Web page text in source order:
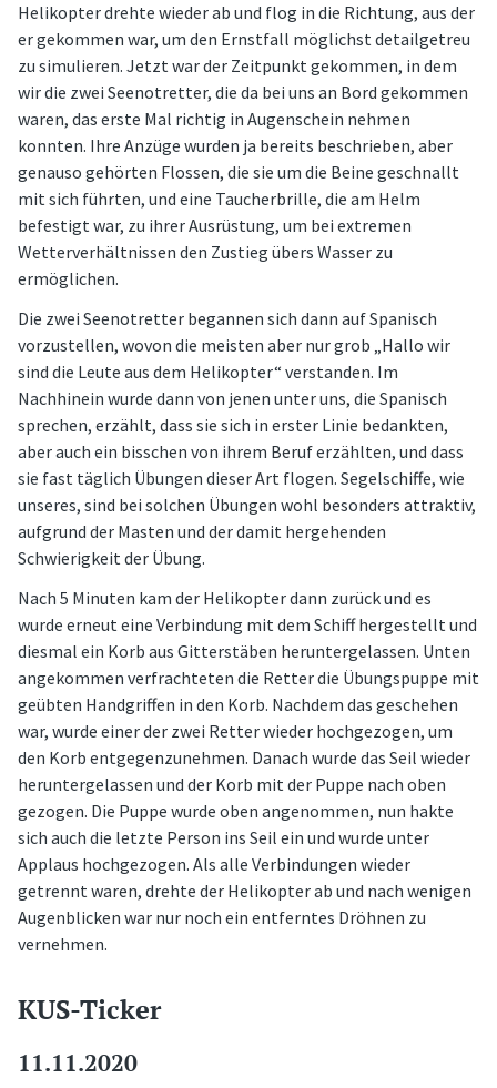
Helikopter drehte wieder ab und flog in die Richtung, aus der
er gekommen war, um den Ernstfall möglichst detailgetreu
zu simulieren. Jetzt war der Zeitpunkt gekommen, in dem
wir die zwei Seenotretter, die da bei uns an Bord gekommen
waren, das erste Mal richtig in Augenschein nehmen
konnten. Ihre Anzüge wurden ja bereits beschrieben, aber
genauso gehörten Flossen, die sie um die Beine geschnallt
mit sich führten, und eine Taucherbrille, die am Helm
befestigt war, zu ihrer Ausrüstung, um bei extremen
Wetterverhältnissen den Zustieg übers Wasser zu
ermöglichen.
Die zwei Seenotretter begannen sich dann auf Spanisch
vorzustellen, wovon die meisten aber nur grob „Hallo wir
sind die Leute aus dem Helikopter“ verstanden. Im
Nachhinein wurde dann von jenen unter uns, die Spanisch
sprechen, erzählt, dass sie sich in erster Linie bedankten,
aber auch ein bisschen von ihrem Beruf erzählten, und dass
sie fast täglich Übungen dieser Art flogen. Segelschiffe, wie
unseres, sind bei solchen Übungen wohl besonders attraktiv,
aufgrund der Masten und der damit hergehenden
Schwierigkeit der Übung.
Nach 5 Minuten kam der Helikopter dann zurück und es
wurde erneut eine Verbindung mit dem Schiff hergestellt und
diesmal ein Korb aus Gitterstäben heruntergelassen. Unten
angekommen verfrachteten die Retter die Übungspuppe mit
geübten Handgriffen in den Korb. Nachdem das geschehen
war, wurde einer der zwei Retter wieder hochgezogen, um
den Korb entgegenzunehmen. Danach wurde das Seil wieder
heruntergelassen und der Korb mit der Puppe nach oben
gezogen. Die Puppe wurde oben angenommen, nun hakte
sich auch die letzte Person ins Seil ein und wurde unter
Applaus hochgezogen. Als alle Verbindungen wieder
getrennt waren, drehte der Helikopter ab und nach wenigen
Augenblicken war nur noch ein entferntes Dröhnen zu
vernehmen.
KUS-Ticker
11.11.2020